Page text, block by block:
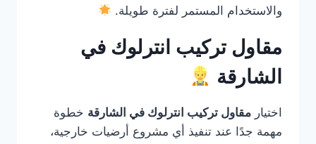
والاستخدام المستمر لفترة طويلة.
مقاول تركيب انترلوك في
الشارقة
اختيار مقاول تركيب انترلوك في الشارقة خطوة
مهمة جدًا عند تنفيذ أي مشروع أرضيات خارجية،